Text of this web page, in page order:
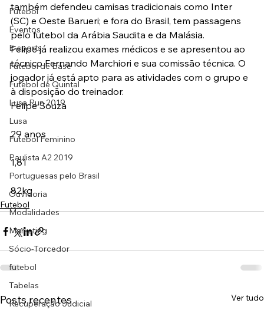
Futebol
Eventos
E-sports
Futebol de Base
Futebol de Quintal
Lusa Run 2019
Lusa
Futebol Feminino
Paulista A2 2019
Portuguesas pelo Brasil
Ouvidoria
Modalidades
Marketing
Sócio-Torcedor
futebol
Tabelas
Recuperação Judicial
também defendeu camisas tradicionais como Inter
(SC) e Oeste Barueri; e fora do Brasil, tem passagens
pelo futebol da Arábia Saudita e da Malásia.
Felipe já realizou exames médicos e se apresentou ao
técnico Fernando Marchiori e sua comissão técnica. O
jogador já está apto para as atividades com o grupo e
à disposição do treinador.
Felipe Souza
29 anos
1,81
82kg
Futebol
Posts recentes Ver tudo